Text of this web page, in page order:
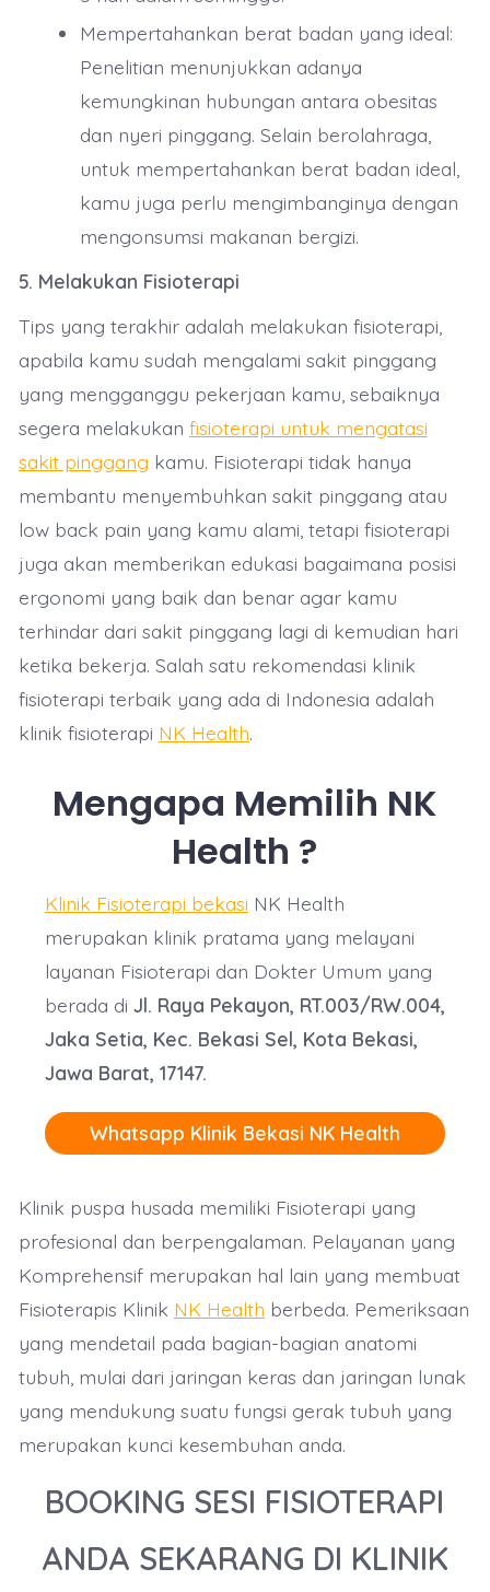
Mempertahankan berat badan yang ideal:
Penelitian menunjukkan adanya
kemungkinan hubungan antara obesitas
dan nyeri pinggang. Selain berolahraga,
untuk mempertahankan berat badan ideal,
kamu juga perlu mengimbanginya dengan
mengonsumsi makanan bergizi.
5. Melakukan Fisioterapi
Tips yang terakhir adalah melakukan fisioterapi,
apabila kamu sudah mengalami sakit pinggang
yang mengganggu pekerjaan kamu, sebaiknya
segera melakukan fisioterapi untuk mengatasi
sakit pinggang kamu. Fisioterapi tidak hanya
membantu menyembuhkan sakit pinggang atau
low back pain yang kamu alami, tetapi fisioterapi
juga akan memberikan edukasi bagaimana posisi
ergonomi yang baik dan benar agar kamu
terhindar dari sakit pinggang lagi di kemudian hari
ketika bekerja. Salah satu rekomendasi klinik
fisioterapi terbaik yang ada di Indonesia adalah
klinik fisioterapi NK Health.
Mengapa Memilih NK
Health ?
Klinik Fisioterapi bekasi NK Health
merupakan klinik pratama yang melayani
layanan Fisioterapi dan Dokter Umum yang
berada di Jl. Raya Pekayon, RT.003/RW.004,
Jaka Setia, Kec. Bekasi Sel, Kota Bekasi,
Jawa Barat, 17147.
Whatsapp Klinik Bekasi NK Health
Klinik puspa husada memiliki Fisioterapi yang
profesional dan berpengalaman. Pelayanan yang
Komprehensif merupakan hal lain yang membuat
Fisioterapis Klinik NK Health berbeda. Pemeriksaan
yang mendetail pada bagian-bagian anatomi
tubuh, mulai dari jaringan keras dan jaringan lunak
yang mendukung suatu fungsi gerak tubuh yang
merupakan kunci kesembuhan anda.
BOOKING SESI FISIOTERAPI
ANDA SEKARANG DI KLINIK